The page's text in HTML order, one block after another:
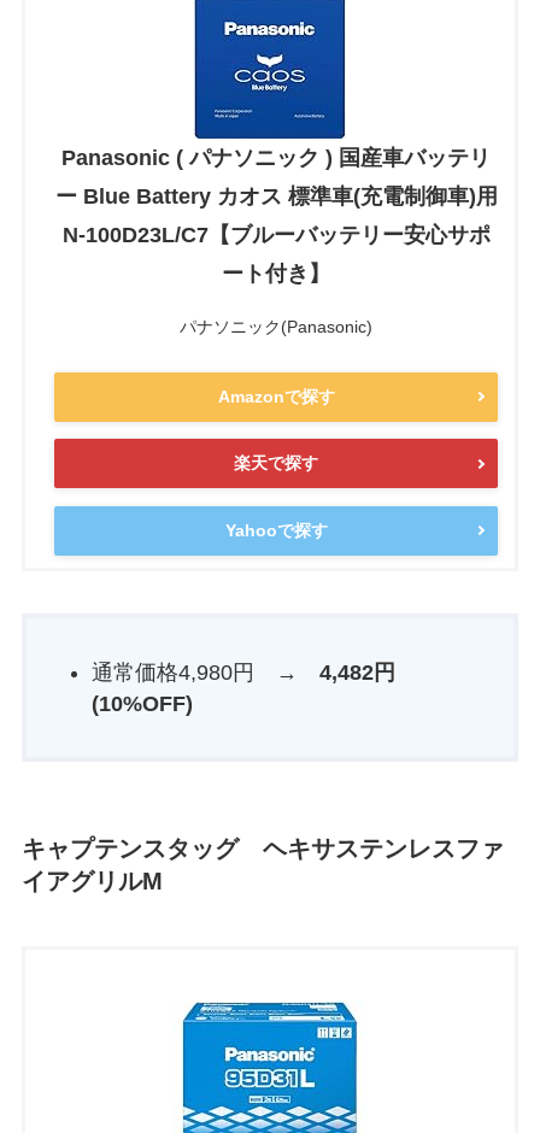
Panasonic ( パナソニック ) 国産車バッテリ
ー Blue Battery カオス 標準車(充電制御車)用
N-100D23L/C7【ブルーバッテリー安心サポ
ート付き】
パナソニック(Panasonic)
Amazonで探す
楽天で探す
Yahooで探す
通常価格4,980円 → 4,482円
(10%OFF)
キャプテンスタッグ ヘキサステンレスファ
イアグリルM